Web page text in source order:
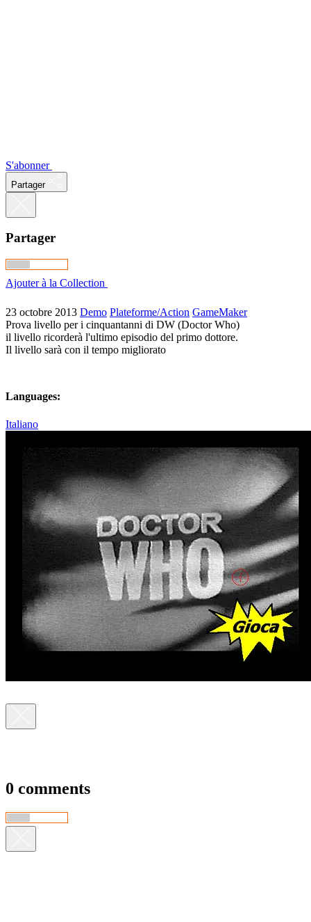
S'abonner
Partager
Partager
Ajouter à la Collection
23 octobre 2013 Demo Plateforme/Action GameMaker
Prova livello per i cinquantanni di DW (Doctor Who)
il livello ricorderà l'ultimo episodio del primo dottore.
Il livello sarà con il tempo migliorato
Languages:
Italiano
0 comments